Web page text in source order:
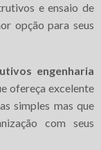
e ensaio de
opção para seus
engenharia
ofereça excelente
simples mas que
com seus